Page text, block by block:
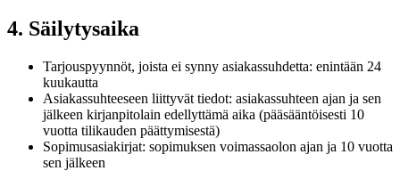
4. Säilytysaika
Tarjouspyynnöt, joista ei synny asiakassuhdetta: enintään 24
kuukautta
Asiakassuhteeseen liittyvät tiedot: asiakassuhteen ajan ja sen
jälkeen kirjanpitolain edellyttämä aika (pääsääntöisesti 10
vuotta tilikauden päättymisestä)
Sopimusasiakirjat: sopimuksen voimassaolon ajan ja 10 vuotta
sen jälkeen